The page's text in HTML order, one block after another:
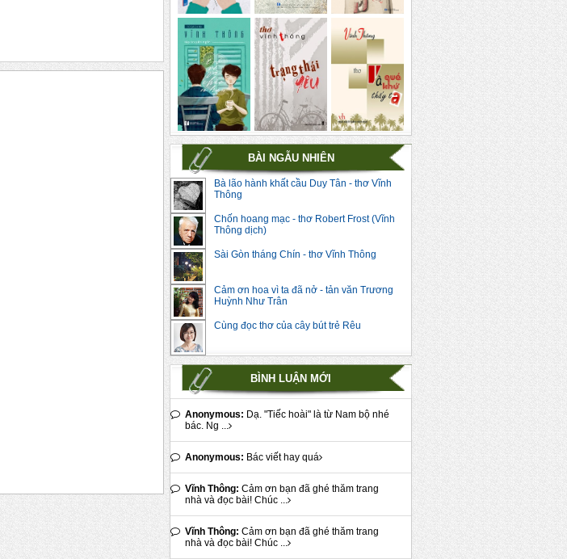
BÀI NGẪU NHIÊN
Bà lão hành khất cầu Duy Tân - thơ Vĩnh
Thông
Chốn hoang mạc - thơ Robert Frost (Vĩnh
Thông dịch)
Sài Gòn tháng Chín - thơ Vĩnh Thông
Cảm ơn hoa vì ta đã nở - tản văn Trương
Huỳnh Như Trân
Cùng đọc thơ của cây bút trẻ Rêu
BÌNH LUẬN MỚI
Anonymous: Dạ. "Tiếc hoài" là từ Nam bộ nhé
bác. Ng ...
Anonymous: Bác viết hay quá
Vĩnh Thông: Cảm ơn bạn đã ghé thăm trang
nhà và đọc bài! Chúc ...
Vĩnh Thông: Cảm ơn bạn đã ghé thăm trang
nhà và đọc bài! Chúc ...